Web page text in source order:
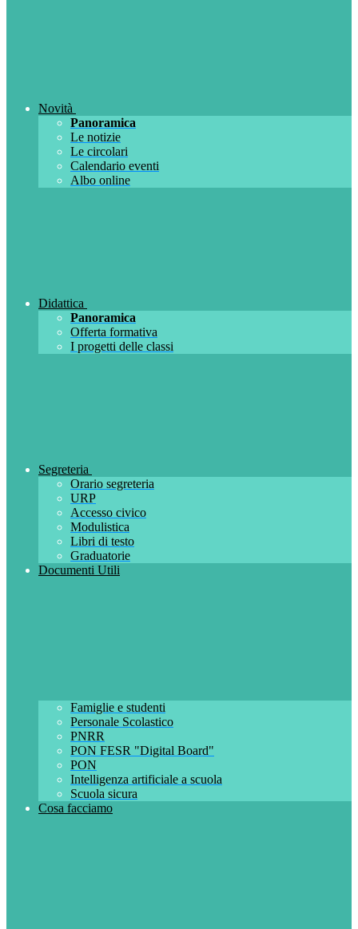
Novità
Panoramica
Le notizie
Le circolari
Calendario eventi
Albo online
Didattica
Panoramica
Offerta formativa
I progetti delle classi
Segreteria
Orario segreteria
URP
Accesso civico
Modulistica
Libri di testo
Graduatorie
Documenti Utili
Famiglie e studenti
Personale Scolastico
PNRR
PON FESR "Digital Board"
PON
Intelligenza artificiale a scuola
Scuola sicura
Cosa facciamo